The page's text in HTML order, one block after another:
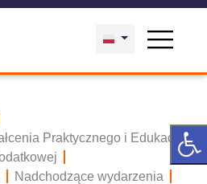
Praktycznego i Edukacji
Nadchodzące wydarzenia